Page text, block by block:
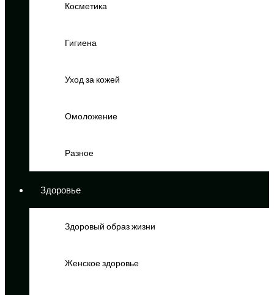
Косметика
Гигиена
Уход за кожей
Омоложение
Разное
Здоровье
Здоровый образ жизни
Женское здоровье